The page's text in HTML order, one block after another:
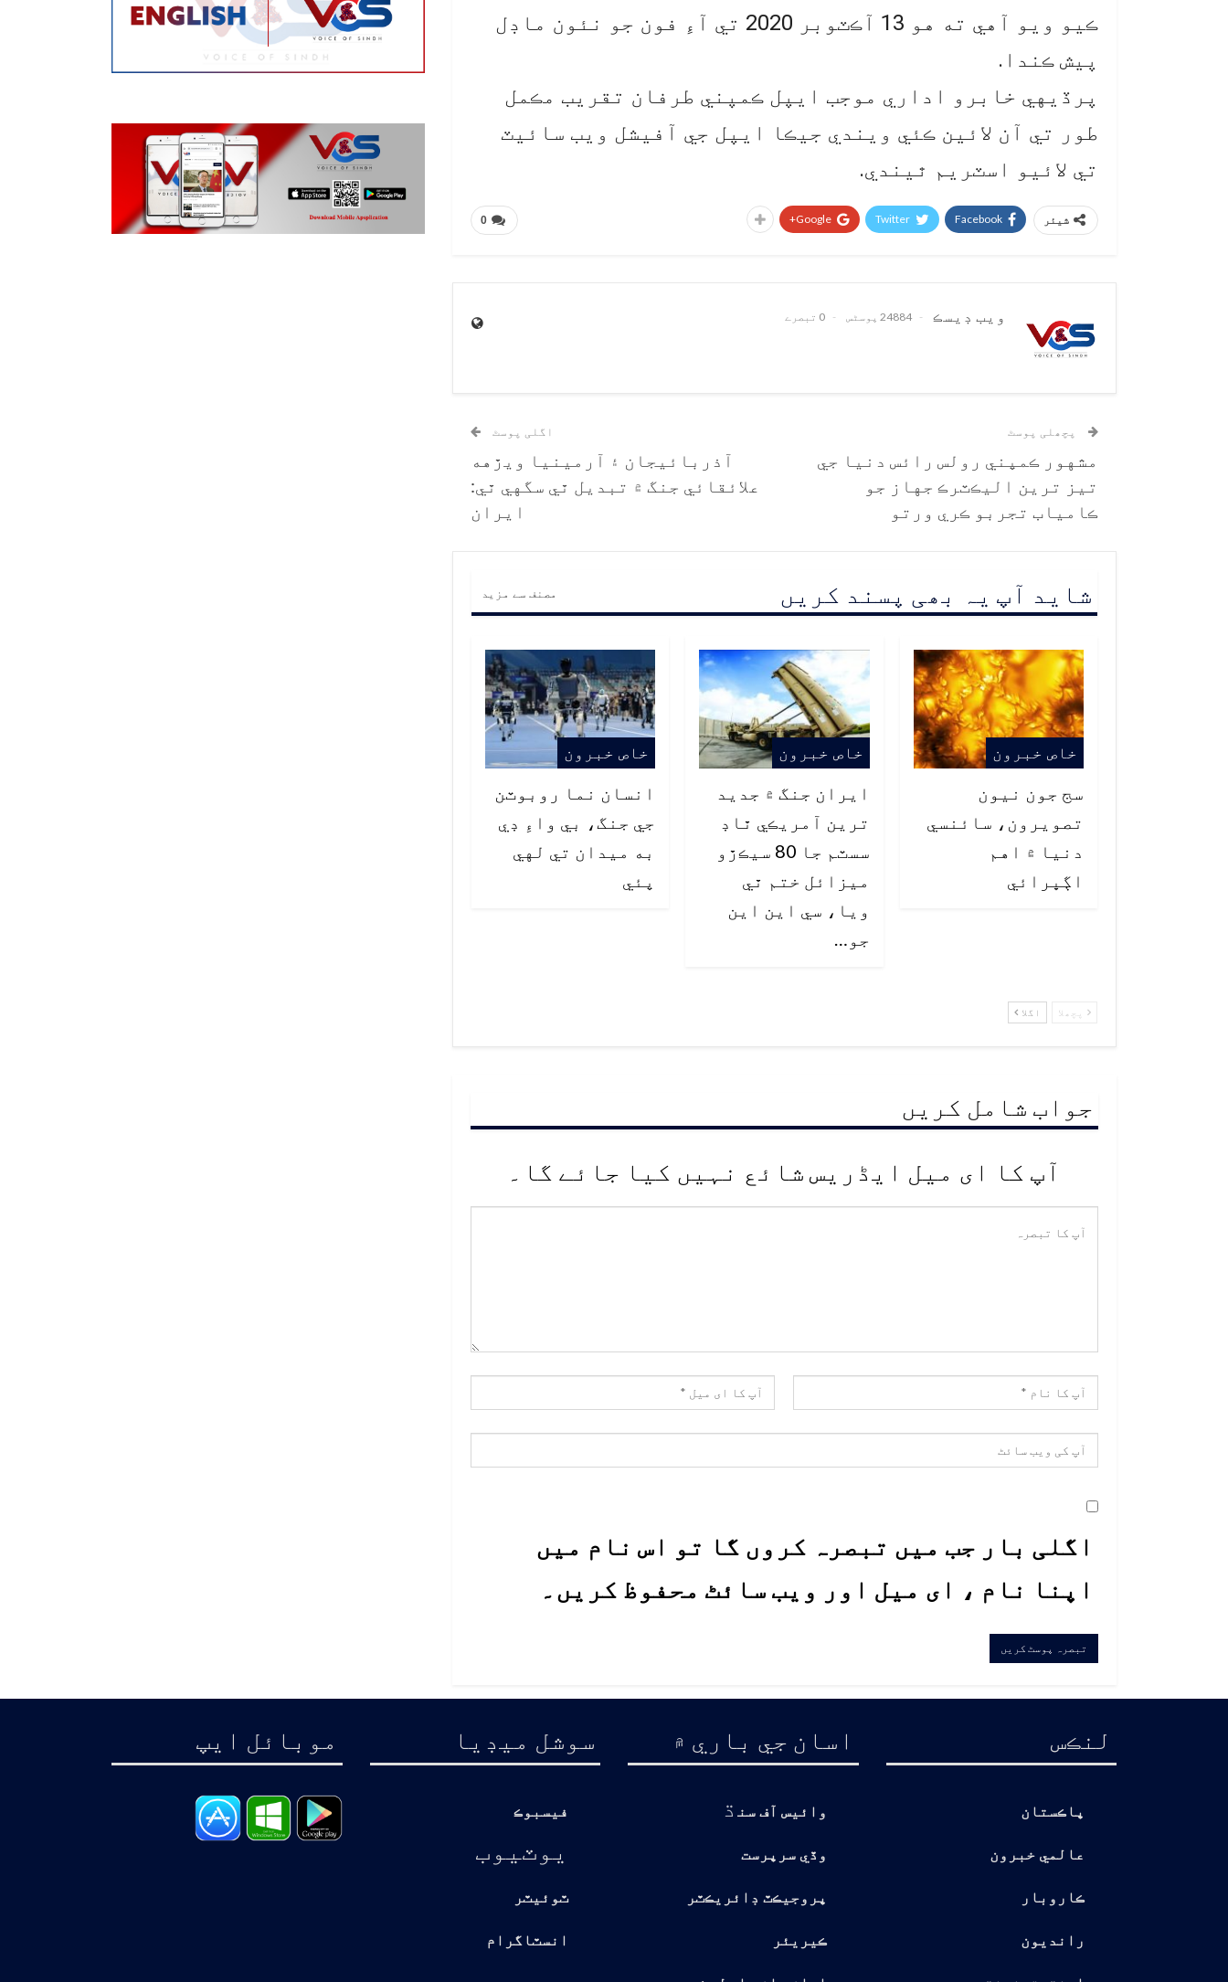
ڪيو ويو آهي ته هو 13 آڪٽوبر 2020 تي آءِ فون جو نئون ماڊل
پيش ڪندا.
پرڏيهي خابرو اداري موجب ايپل ڪمپني طرفان تقريب مڪمل
طور تي آن لائين ڪئي ويندي جيڪا ايپل جي آفيشل ويب سائيٽ
تي لائيو اسٽريم ٿيندي.
0 شیئر Facebook
Twitter
Google+
ويب ڊيسڪ 24884 پوسٹس 0 تبصرے
پچھلی پوسٹ
مشهور ڪمپني رولس رائس دنيا جي
تيز ترين اليڪٽرڪ جهاز جو
ڪامياب تجربو ڪري ورتو
اگلی پوسٹ
آذربائيجان ۽ آرمينيا ويڙهه
علائقائي جنگ ۾ تبديل ٿي سگهي ٿي:
ايران
شاید آپ یہ بھی پسند کریں مصنف سے مزید
خاص خبرون
سج جون نيون
تصويرون، سائنسي
دنيا ۾ اهم
اڳڀرائي
خاص خبرون
ايران جنگ ۾ جديد
ترين آمريڪي ٿاڊ
سسٽم جا 80 سيڪڙو
ميزائل ختم ٿي
ويا، سي اين اين
جو…
خاص خبرون
انسان نما روبوٽن
جي جنگ، بي واءِ ڊي
به ميدان تي لهي
پئي
پچھلا اگلا
جواب شامل کریں
آپ کا ای میل ایڈریس شائع نہیں کیا جائے گا۔
اگلی بار جب میں تبصرہ کروں گا تو اس نام میں
اپنا نام ، ای میل اور ویب سائٹ محفوظ کریں۔
لنڪس
پاڪستان
عالمي خبرون
ڪاروبار
رانديون
اسان جي باري ۾
وائيس آف سن ڌ
وڏي سرپرست
پروجيڪٽ ڊائريڪٽر
ڪيريئر
سوشل ميڊيا
فيسبوڪ
يوٽيوب
ٽوئيٽر
انسٽاگرام
موبائل ايپ